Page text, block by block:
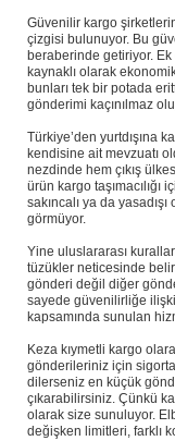
Güvenilir kargo
çizgisi bulunuyor. Bu
beraberinde getiriyor.
kaynaklı olarak
bunları tek bir potada
gönderimi kaçınılmaz
Türkiye’den yurtdışına
kendisine ait mevzuatı
nezdinde hem çıkış
ürün kargo
sakıncalı ya da
görmüyor.
Yine uluslararası
tüzükler neticesinde
gönderi değil diğer
sayede güvenilirliğe
kapsamında sunulan
Keza kıymetli kargo
gönderileriniz için
dilerseniz en küçük
çıkarabilirsiniz. Çünkü
olarak size sunuluyor.
değişken limitleri, farklı